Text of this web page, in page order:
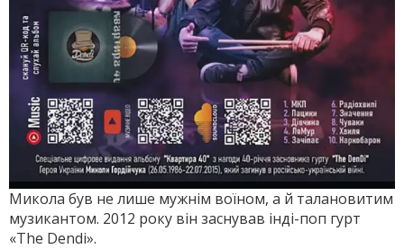
Микола був не лише мужнім воїном, а й талановитим
музикантом. 2012 року він заснував інді-поп гурт
«The Dendi».